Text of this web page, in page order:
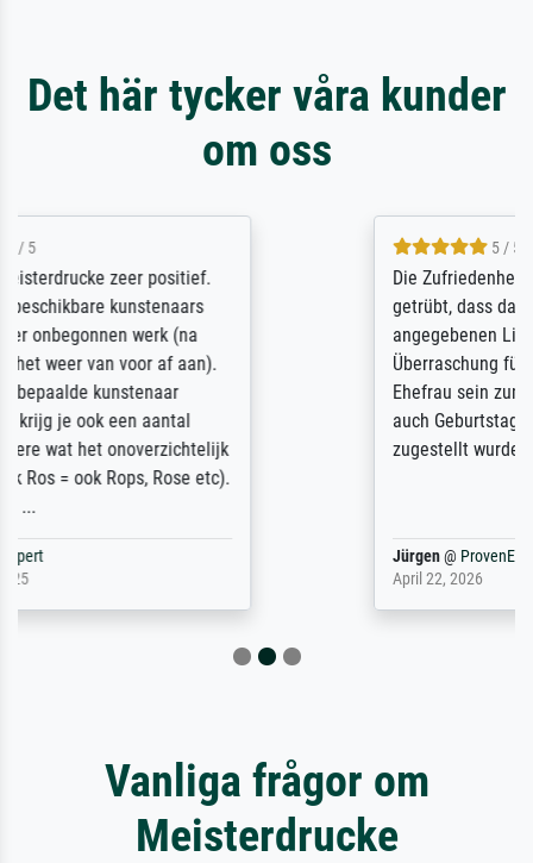
Det här tycker våra kunder
om oss
Die Zufriedenheit ist auch nicht dadurch
getrübt, dass das Bild entgegen einer
angegebenen Lieferanschrift (sollte eine
Überraschung für die normannische
Ehefrau sein zum Hochzeits- gleichzeitig
auch Geburtstag sein) doch nach zu Hause
zugestellt wurde.
Vanliga frågor om
Meisterdrucke